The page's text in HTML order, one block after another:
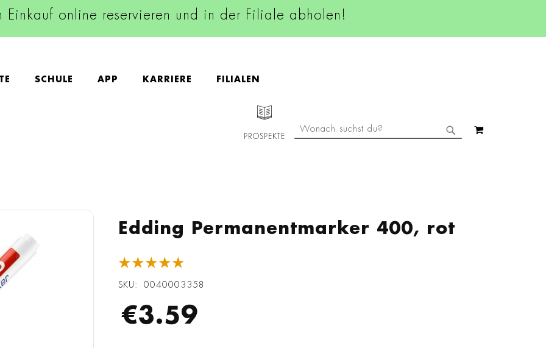
Einkauf online reservieren und in der Filiale abholen!
SCHULE APP KARRIERE FILIALEN
PROSPEKTE
SUCHE
Edding Permanentmarker 400, rot
★★★★★
SKU 0040003358
€3.59